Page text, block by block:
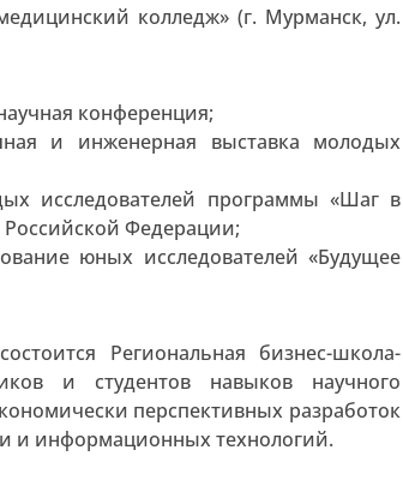
колледж» (г. Мурманск, ул.
конференция;
и инженерная выставка молодых
исследователей программы «Шаг в
Федерации;
юных исследователей «Будущее
Региональная бизнес-школа-
и студентов навыков научного
перспективных разработок
и информационных технологий.